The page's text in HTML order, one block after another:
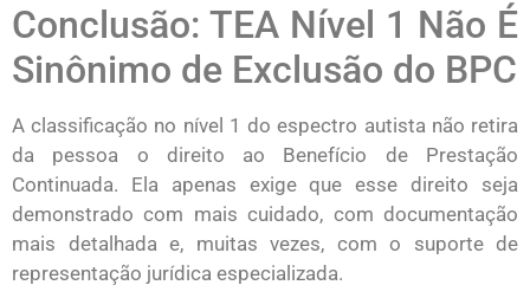
Conclusão: TEA Nível 1 Não É
Sinônimo de Exclusão do BPC
A classificação no nível 1 do espectro autista não retira
da pessoa o direito ao Benefício de Prestação
Continuada. Ela apenas exige que esse direito seja
demonstrado com mais cuidado, com documentação
mais detalhada e, muitas vezes, com o suporte de
representação jurídica especializada.